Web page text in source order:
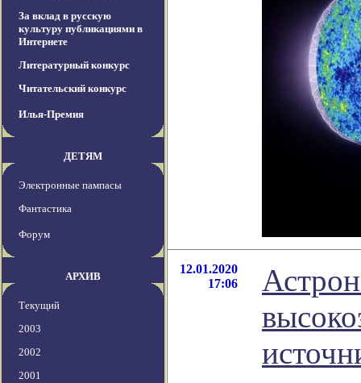
За вклад в русскую
культуру публикациями в
Интернете
Литературный конкурс
Читательский конкурс
Илья-Премия
ДЕТЯМ
Электронные пампасы
Фантастика
Форум
АРХИВ
Текущий
2003
2002
2001
12.01.2020
17:06